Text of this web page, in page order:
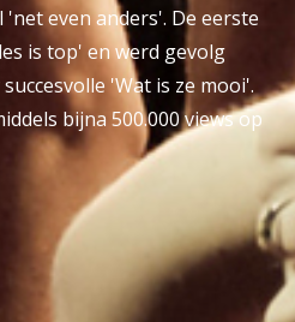
even anders'. De eerste
is top' en werd gevolg
'Wat is ze mooi'.
bijna 500.000 views op